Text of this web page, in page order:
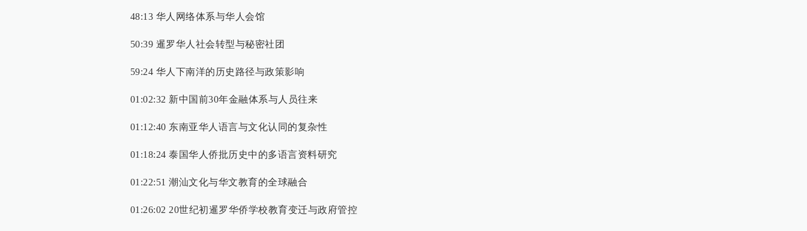
48:13 华人网络体系与华人会馆
50:39 暹罗华人社会转型与秘密社团
59:24 华人下南洋的历史路径与政策影响
01:02:32 新中国前30年金融体系与人员往来
01:12:40 东南亚华人语言与文化认同的复杂性
01:18:24 泰国华人侨批历史中的多语言资料研究
01:22:51 潮汕文化与华文教育的全球融合
01:26:02 20世纪初暹罗华侨学校教育变迁与政府管控